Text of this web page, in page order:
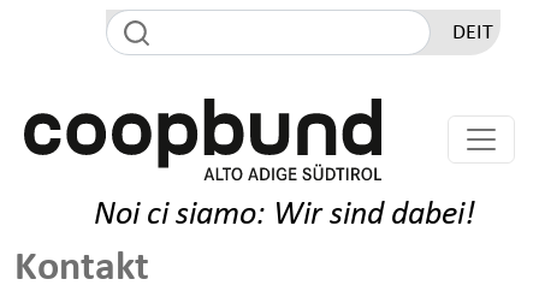
Direkt zum Inhalt
DEIT
Noi ci siamo: Wir sind dabei!
Kontakt